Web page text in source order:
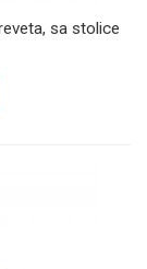
sa stolice